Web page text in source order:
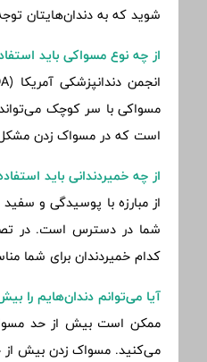
شوید که به دندان‌هایتان
از چه نوع مسواکی باید
مسواکی با سر کوچک
است که در مسواک زدن مشکل
از چه خمیردندانی باید
از مبارزه با پوسیدگی و
شما در دسترس است. در
کدام خمیردندان برای شما
آیا می‌توانم دندان‌هایم را
ممکن است بیش از حد مسواک
می‌کنید. مسواک زدن بیش